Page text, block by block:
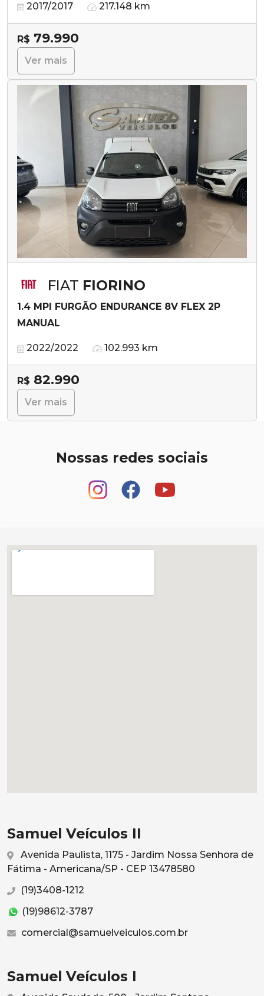
2017/2017 217.148 km
R$ 79.990
Ver mais
FIAT FIORINO
1.4 MPI FURGÃO ENDURANCE 8V FLEX 2P
MANUAL
2022/2022 102.993 km
R$ 82.990
Ver mais
Nossas redes sociais
Samuel Veículos II
Avenida Paulista, 1175 - Jardim Nossa Senhora de
Fátima - Americana/SP - CEP 13478580
(19)3408-1212
(19)98612-3787
comercial@samuelveiculos.com.br
Samuel Veículos I